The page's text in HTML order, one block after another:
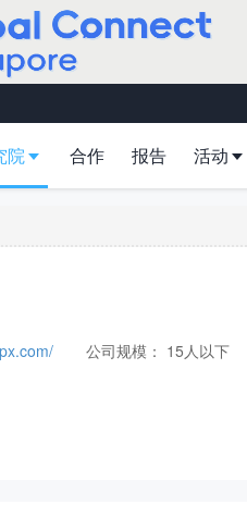
院 合作 报告 活动
公司规模： 15人以下